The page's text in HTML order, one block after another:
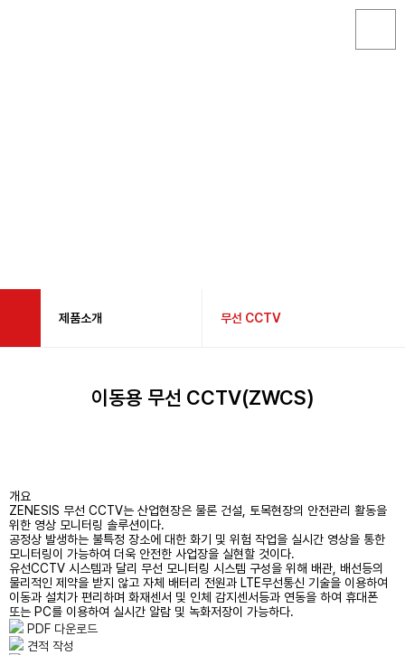
제품소개 무선 CCTV
제품소개
고객문의
임시소방시설
렌탈서비스
이동용 무선 CCTV(ZWCS)
개요
ZENESIS 무선 CCTV는 산업현장은 물론 건설, 토목현장의 안전관리 활동을
위한 영상 모니터링 솔루션이다.
공정상 발생하는 불특정 장소에 대한 화기 및 위험 작업을 실시간 영상을 통한
모니터링이 가능하여 더욱 안전한 사업장을 실현할 것이다.
유선CCTV 시스템과 달리 무선 모니터링 시스템 구성을 위해 배관, 배선등의
물리적인 제약을 받지 않고 자체 배터리 전원과 LTE무선통신 기술을 이용하여
이동과 설치가 편리하며 화재센서 및 인체 감지센서등과 연동을 하여 휴대폰
또는 PC를 이용하여 실시간 알람 및 녹화저장이 가능하다.
PDF 다운로드
견적 작성